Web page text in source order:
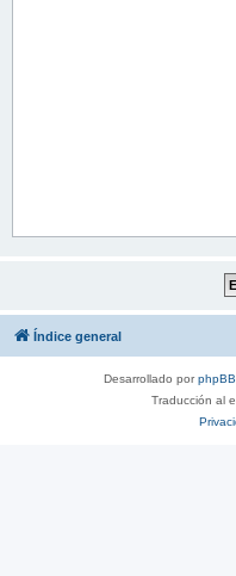
Índice general
Desarrollado porphpBB
Traducción al